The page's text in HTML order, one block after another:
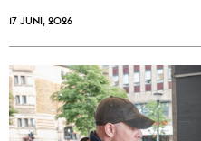
17 JUNI, 2026